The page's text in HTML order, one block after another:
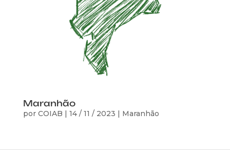
Maranhão
por COIAB 14 / 11 / 2023 Maranhão